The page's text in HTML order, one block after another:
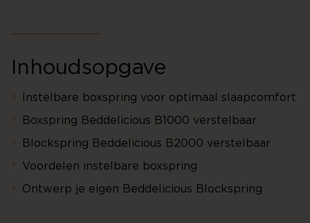
Inhoudsopgave
Instelbare boxspring voor optimaal slaapcomfort
Boxspring Beddelicious B1000 verstelbaar
Blockspring Beddelicious B2000 verstelbaar
Voordelen instelbare boxspring
Ontwerp je eigen Beddelicious Blockspring